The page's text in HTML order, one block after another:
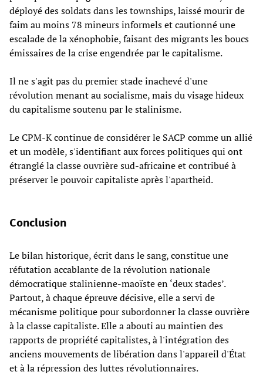
déployé des soldats dans les townships, laissé mourir de
faim au moins 78 mineurs informels et cautionné une
escalade de la xénophobie, faisant des migrants les boucs
émissaires de la crise engendrée par le capitalisme.
Il ne s'agit pas du premier stade inachevé d'une
révolution menant au socialisme, mais du visage hideux
du capitalisme soutenu par le stalinisme.
Le CPM-K continue de considérer le SACP comme un allié
et un modèle, s'identifiant aux forces politiques qui ont
étranglé la classe ouvrière sud-africaine et contribué à
préserver le pouvoir capitaliste après l'apartheid.
Conclusion
Le bilan historique, écrit dans le sang, constitue une
réfutation accablante de la révolution nationale
démocratique stalinienne-maoïste en ‘deux stades’.
Partout, à chaque épreuve décisive, elle a servi de
mécanisme politique pour subordonner la classe ouvrière
à la classe capitaliste. Elle a abouti au maintien des
rapports de propriété capitalistes, à l'intégration des
anciens mouvements de libération dans l'appareil d'État
et à la répression des luttes révolutionnaires.